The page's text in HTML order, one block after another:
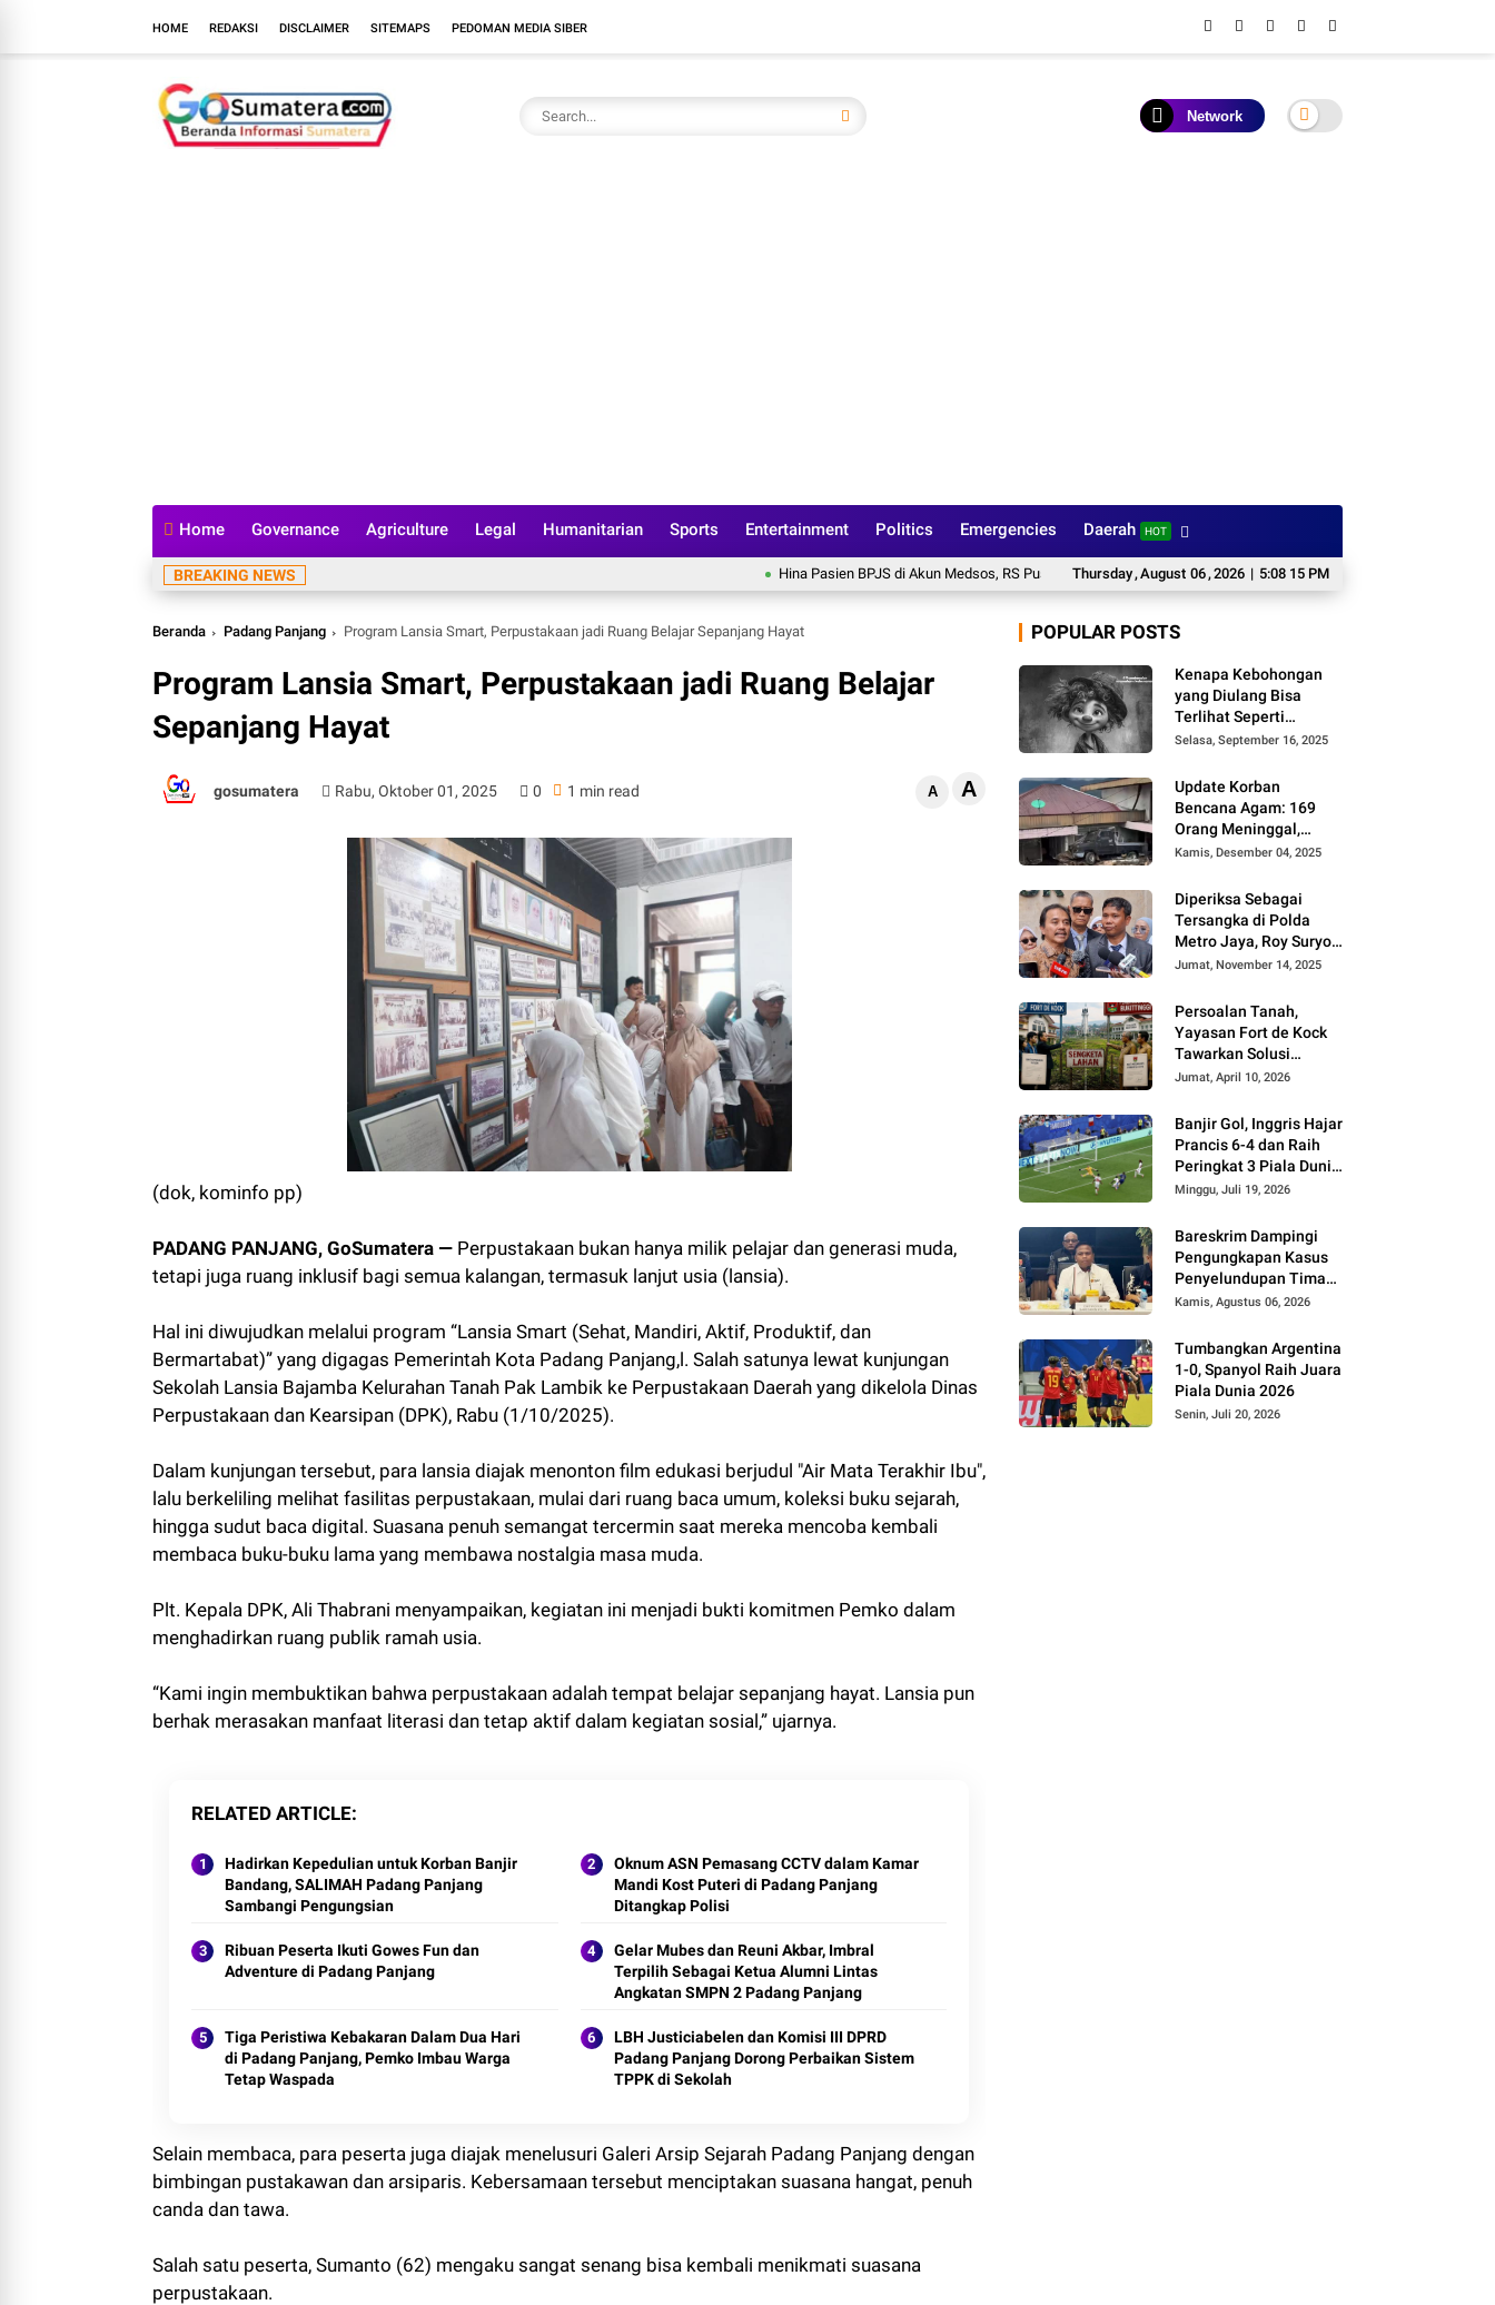
HOME REDAKSI DISCLAIMER SITEMAPS PEDOMAN MEDIA SIBER
Network
Home Governance Agriculture Legal Humanitarian Sports Entertainment Politics Emergencies Daerah HOT
Thursday,August 06,2026 | 5:08 16 PM
BREAKING NEWS Hina Pasien BPJS di Akun Medsos, RS Pusri Pecat Dokter Tamara Bareskrim Dampingi Pengungkapan Kasus
Beranda Padang Panjang Program Lansia Smart, Perpustakaan jadi Ruang Belajar Sepanjang Hayat
Program Lansia Smart, Perpustakaan jadi Ruang Belajar
Sepanjang Hayat
gosumatera Rabu, Oktober 01, 2025 0 1 min read A A
(dok, kominfo pp)
PADANG PANJANG, GoSumatera — Perpustakaan bukan hanya milik pelajar dan generasi muda,
tetapi juga ruang inklusif bagi semua kalangan, termasuk lanjut usia (lansia).
Hal ini diwujudkan melalui program “Lansia Smart (Sehat, Mandiri, Aktif, Produktif, dan
Bermartabat)” yang digagas Pemerintah Kota Padang Panjang,l. Salah satunya lewat kunjungan
Sekolah Lansia Bajamba Kelurahan Tanah Pak Lambik ke Perpustakaan Daerah yang dikelola Dinas
Perpustakaan dan Kearsipan (DPK), Rabu (1/10/2025).
Dalam kunjungan tersebut, para lansia diajak menonton film edukasi berjudul "Air Mata Terakhir Ibu",
lalu berkeliling melihat fasilitas perpustakaan, mulai dari ruang baca umum, koleksi buku sejarah,
hingga sudut baca digital. Suasana penuh semangat tercermin saat mereka mencoba kembali
membaca buku-buku lama yang membawa nostalgia masa muda.
Plt. Kepala DPK, Ali Thabrani menyampaikan, kegiatan ini menjadi bukti komitmen Pemko dalam
menghadirkan ruang publik ramah usia.
“Kami ingin membuktikan bahwa perpustakaan adalah tempat belajar sepanjang hayat. Lansia pun
berhak merasakan manfaat literasi dan tetap aktif dalam kegiatan sosial,” ujarnya.
RELATED ARTICLE
Hadirkan Kepedulian untuk Korban Banjir
Bandang, SALIMAH Padang Panjang
Sambangi Pengungsian
Oknum ASN Pemasang CCTV dalam Kamar
Mandi Kost Puteri di Padang Panjang
Ditangkap Polisi
Ribuan Peserta Ikuti Gowes Fun dan
Adventure di Padang Panjang
Gelar Mubes dan Reuni Akbar, Imbral
Terpilih Sebagai Ketua Alumni Lintas
Angkatan SMPN 2 Padang Panjang
Tiga Peristiwa Kebakaran Dalam Dua Hari
di Padang Panjang, Pemko Imbau Warga
Tetap Waspada
LBH Justiciabelen dan Komisi III DPRD
Padang Panjang Dorong Perbaikan Sistem
TPPK di Sekolah
Selain membaca, para peserta juga diajak menelusuri Galeri Arsip Sejarah Padang Panjang dengan
bimbingan pustakawan dan arsiparis. Kebersamaan tersebut menciptakan suasana hangat, penuh
canda dan tawa.
Salah satu peserta, Sumanto (62) mengaku sangat senang bisa kembali menikmati suasana
perpustakaan.
POPULAR POSTS
Kenapa Kebohongan
yang Diulang Bisa
Terlihat Seperti
Kebenaran, Ini
Selasa, September 16, 2025
Update Korban
Bencana Agam: 169
Orang Meninggal,
Belum Ditemukan 86
Kamis, Desember 04, 2025
Diperiksa Sebagai
Tersangka di Polda
Metro Jaya, Roy Suryo
Cs Tidak Ditahan
Jumat, November 14, 2025
Persoalan Tanah,
Yayasan Fort de Kock
Tawarkan Solusi
Alternatif Kepada
Jumat, April 10, 2026
Banjir Gol, Inggris Hajar
Prancis 6-4 dan Raih
Peringkat 3 Piala Dunia
2026
Minggu, Juli 19, 2026
Bareskrim Dampingi
Pengungkapan Kasus
Penyelundupan Timah
dari Babel ke Malaysia
Kamis, Agustus 06, 2026
Tumbangkan Argentina
1-0, Spanyol Raih Juara
Piala Dunia 2026
Senin, Juli 20, 2026